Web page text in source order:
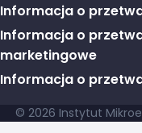
Informacja o
Informacja o
marketingowe
Informacja o
© 2026 Instytut